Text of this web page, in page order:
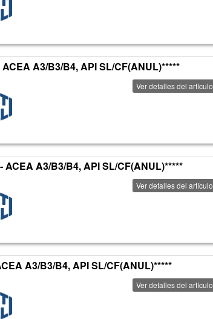
A3/B3/B4, API SL/CF(ANUL)*****
Ver detalles del artículo
ACEA A3/B3/B4, API SL/CF(ANUL)*****
Ver detalles del artículo
A3/B3/B4, API SL/CF(ANUL)*****
Ver detalles del artículo